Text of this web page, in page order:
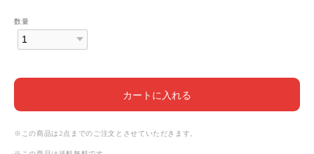
数量
カートに入れる
※この商品は2点までのご注文とさせていただきます。